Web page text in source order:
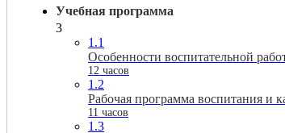
Учебная программа
3
1.1
Особенности воспитательной
12 часов
1.2
Рабочая программа воспитания и
11 часов
1.3